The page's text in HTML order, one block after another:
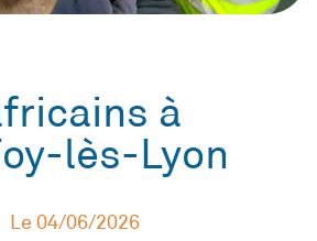
à
lès-Lyon
Le 04/06/2026